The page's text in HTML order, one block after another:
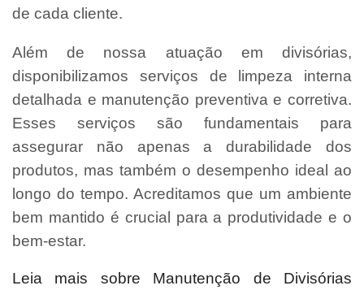
de cada cliente.
Além de nossa atuação em divisórias,
disponibilizamos serviços de limpeza interna
detalhada e manutenção preventiva e corretiva.
Esses serviços são fundamentais para
assegurar não apenas a durabilidade dos
produtos, mas também o desempenho ideal ao
longo do tempo. Acreditamos que um ambiente
bem mantido é crucial para a produtividade e o
bem-estar.
Leia mais sobre Manutenção de Divisórias